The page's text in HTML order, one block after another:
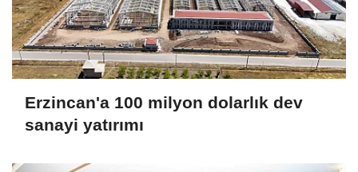
Erzincan'a 100 milyon dolarlık dev
sanayi yatırımı